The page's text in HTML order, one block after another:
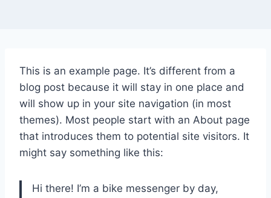
This is an example page. It’s different from a
blog post because it will stay in one place and
will show up in your site navigation (in most
themes). Most people start with an About page
that introduces them to potential site visitors. It
might say something like this:
Hi there! I’m a bike messenger by day,